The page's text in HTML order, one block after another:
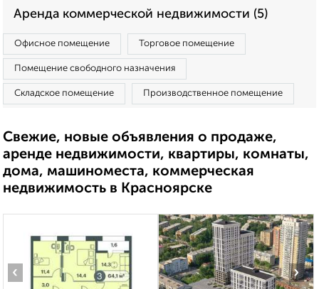
Аренда коммерческой недвижимости (5)
Офисное помещение Торговое помещение
Помещение свободного назначения
Складское помещение Производственное помещение
Свежие, новые объявления о продаже,
аренде недвижимости, квартиры, комнаты,
дома, машиноместа, коммерческая
недвижимость в Красноярске
‹ ›